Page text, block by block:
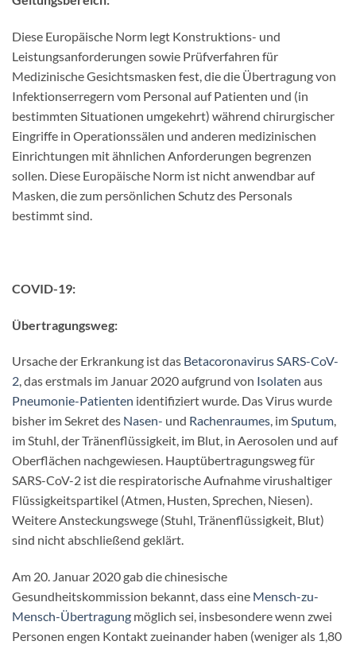
Diese Europäische Norm legt Konstruktions- und
Leistungsanforderungen sowie Prüfverfahren für
Medizinische Gesichtsmasken fest, die die Übertragung von
Infektionserregern vom Personal auf Patienten und (in
bestimmten Situationen umgekehrt) während chirurgischer
Eingriffe in Operationssälen und anderen medizinischen
Einrichtungen mit ähnlichen Anforderungen begrenzen
sollen. Diese Europäische Norm ist nicht anwendbar auf
Masken, die zum persönlichen Schutz des Personals
bestimmt sind.
COVID-19:
Übertragungsweg:
Ursache der Erkrankung ist das BetacoronavirusSARS-CoV-
2, das erstmals im Januar 2020 aufgrund von Isolaten aus
Pneumonie-Patienten identifiziert wurde. Das Virus wurde
bisher im Sekret des Nasen- und Rachenraumes, imSputum,
im Stuhl, der Tränenflüssigkeit, im Blut, in Aerosolen und auf
Oberflächen nachgewiesen. Hauptübertragungsweg für
SARS-CoV-2 ist die respiratorische Aufnahme virushaltiger
Flüssigkeitspartikel (Atmen, Husten, Sprechen, Niesen).
Weitere Ansteckungswege (Stuhl, Tränenflüssigkeit, Blut)
sind nicht abschließend geklärt.
Am 20. Januar 2020 gab die chinesische
Gesundheitskommission bekannt, dass eine Mensch-zu-
Mensch-Übertragung möglich sei, insbesondere wenn zwei
Personen engen Kontakt zueinander haben (weniger als 1,80